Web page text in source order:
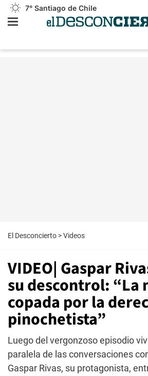
7° Santiago de Chile
El Desconcierto >Videos
VIDEO| Gaspar
su descontrol: “La
copada por la
pinochetista”
Luego del vergonzoso episodio
paralela de las conversaciones
Gaspar Rivas, su protagonista,